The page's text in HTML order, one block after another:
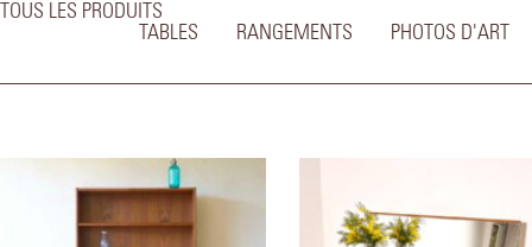
TOUS LES PRODUITS
PHOTOS D'ART
RANGEMENTS
TABLES